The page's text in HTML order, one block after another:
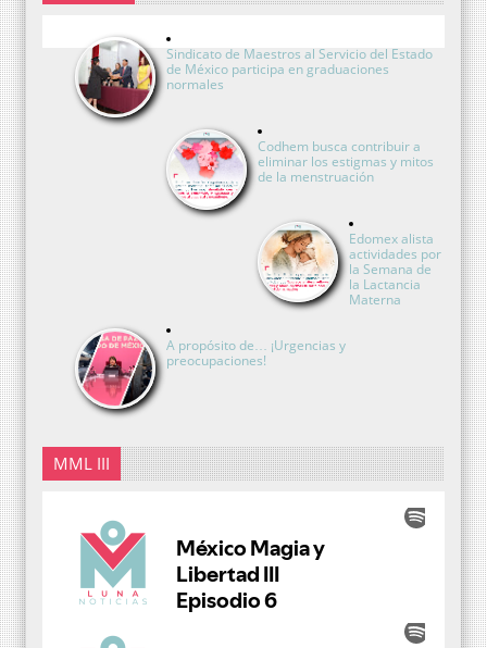
Sindicato de Maestros al Servicio del Estado
de México participa en graduaciones
normales
Codhem busca contribuir a
eliminar los estigmas y mitos
de la menstruación
Edomex alista
actividades por
la Semana de
la Lactancia
Materna
A propósito de… ¡Urgencias y
preocupaciones!
MML III